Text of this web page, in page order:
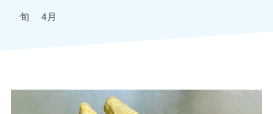
旬 4月